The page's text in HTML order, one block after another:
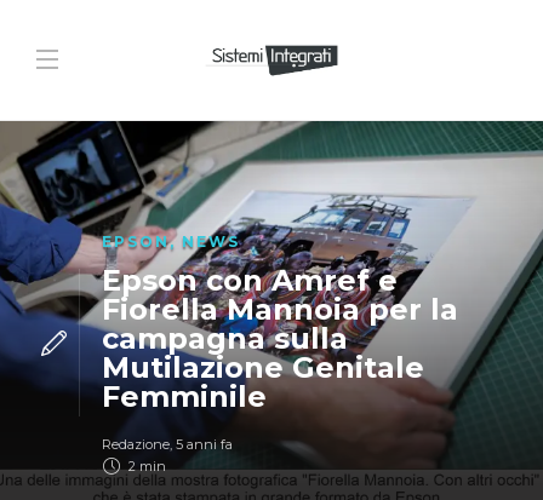
EPSON, NEWS
Epson con Amref e
Fiorella Mannoia per la
campagna sulla
Mutilazione Genitale
Femminile
Redazione, 5 anni fa
2 min